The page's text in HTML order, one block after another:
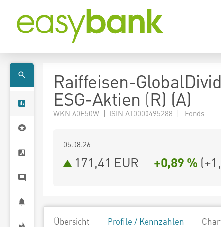
Raiffeisen-
ESG-Aktien (R) (A)
WKN A0F50W | ISIN AT0000495288 | Fonds
05.08.26
171,41 EUR +0,89 % (
Übersicht Profile / Kennzahlen